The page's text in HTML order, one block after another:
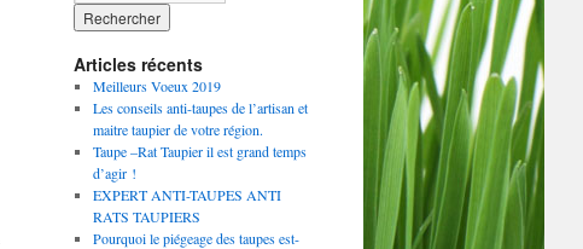
Articles récents
Meilleurs Voeux 2019
Les conseils anti-taupes de l’artisan et
maitre taupier de votre région.
Taupe –Rat Taupier il est grand temps
d’agir !
EXPERT ANTI­-TAUPES ANTI
RATS TAUPIERS
Pourquoi le piégeage des taupes est-